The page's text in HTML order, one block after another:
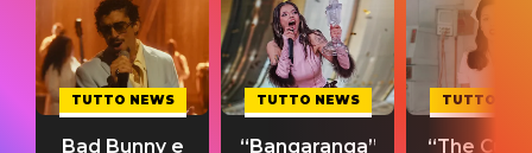
TUTTO NEWS
Bad Bunny e
TUTTO NEWS
“Bangaranga”
TUTTO
“The